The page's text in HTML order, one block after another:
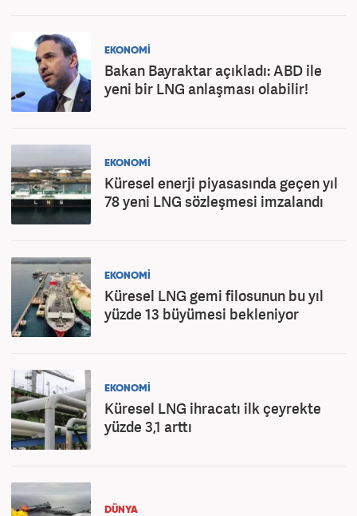
EKONOMİ
Bakan Bayraktar açıkladı: ABD ile
yeni bir LNG anlaşması olabilir!
EKONOMİ
Küresel enerji piyasasında geçen yıl
78 yeni LNG sözleşmesi imzalandı
EKONOMİ
Küresel LNG gemi filosunun bu yıl
yüzde 13 büyümesi bekleniyor
EKONOMİ
Küresel LNG ihracatı ilk çeyrekte
yüzde 3,1 arttı
DÜNYA